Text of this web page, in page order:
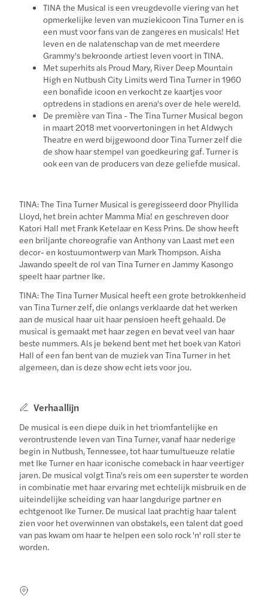
TINA the Musical is een vreugdevolle viering van het
opmerkelijke leven van muziekicoon Tina Turner en is
een must voor fans van de zangeres en musicals! Het
leven en de nalatenschap van de met meerdere
Grammy's bekroonde artiest leven voort in TINA.
Met superhits als Proud Mary, River Deep Mountain
High en Nutbush City Limits werd Tina Turner in 1960
een bonafide icoon en verkocht ze kaartjes voor
optredens in stadions en arena's over de hele wereld.
De première van Tina - The Tina Turner Musical begon
in maart 2018 met voorvertoningen in het Aldwych
Theatre en werd bijgewoond door Tina Turner zelf die
de show haar stempel van goedkeuring gaf. Turner is
ook een van de producers van deze geliefde musical.
TINA: The Tina Turner Musical is geregisseerd door Phyllida
Lloyd, het brein achter Mamma Mia! en geschreven door
Katori Hall met Frank Ketelaar en Kess Prins. De show heeft
een briljante choreografie van Anthony van Laast met een
decor- en kostuumontwerp van Mark Thompson. Aisha
Jawando speelt de rol van Tina Turner en Jammy Kasongo
speelt haar partner Ike.
TINA: The Tina Turner Musical heeft een grote betrokkenheid
van Tina Turner zelf, die onlangs verklaarde dat het werken
aan de musical haar uit haar pensioen heeft gehaald. De
musical is gemaakt met haar zegen en bevat veel van haar
beste nummers. Als je bekend bent met het boek van Katori
Hall of een fan bent van de muziek van Tina Turner in het
algemeen, dan is deze show echt iets voor jou.
Verhaallijn
De musical is een diepe duik in het triomfantelijke en
verontrustende leven van Tina Turner, vanaf haar nederige
begin in Nutbush, Tennessee, tot haar tumultueuze relatie
met Ike Turner en haar iconische comeback in haar veertiger
jaren. De musical volgt Tina's reis om een superster te worden
in combinatie met haar ervaring met echtelijk misbruik en de
uiteindelijke scheiding van haar langdurige partner en
echtgenoot Ike Turner. De musical laat prachtig haar talent
zien voor het overwinnen van obstakels, een talent dat goed
van pas kwam om haar te helpen een solo rock 'n' roll ster te
worden.